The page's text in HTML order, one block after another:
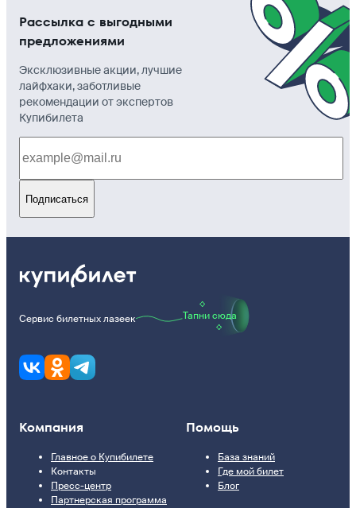
Рассылка с выгодными
предложениями
Эксклюзивные акции, лучшие
лайфхаки, заботливые
рекомендации от экспертов
Купибилета
Подписаться
Сервис билетных лазеек Тапни сюда
Компания
Главное о Купибилете
Контакты
Пресс-центр
Партнерская программа
Помощь
База знаний
Где мой билет
Блог